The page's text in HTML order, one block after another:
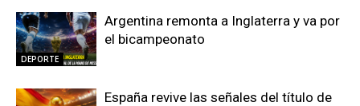
DEPORTE
Argentina remonta a Inglaterra y va por
el bicampeonato
España revive las señales del título de